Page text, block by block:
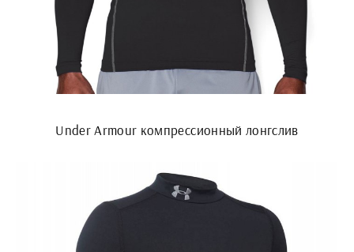
Under Armour компрессионный лонгслив